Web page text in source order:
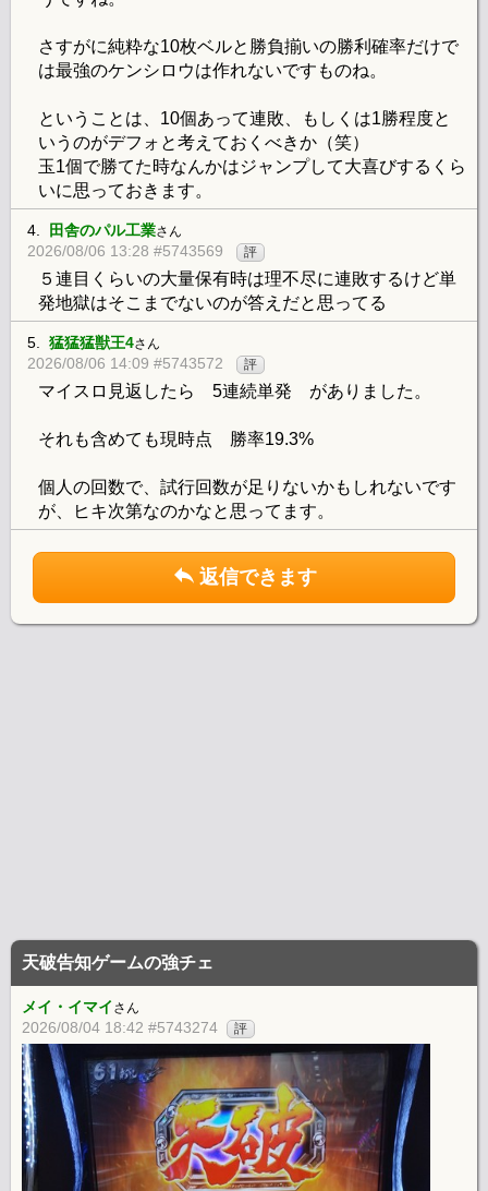
さすがに純粋な10枚ベルと勝負揃いの勝利確率だけで
は最強のケンシロウは作れないですものね。
ということは、10個あって連敗、もしくは1勝程度と
いうのがデフォと考えておくべきか（笑）
玉1個で勝てた時なんかはジャンプして大喜びするくら
いに思っておきます。
4. 田舎のパル工業さん
2026/08/06 13:28 #5743569 評
５連目くらいの大量保有時は理不尽に連敗するけど単
発地獄はそこまでないのが答えだと思ってる
5. 猛猛猛獣王4さん
2026/08/06 14:09 #5743572 評
マイスロ見返したら 5連続単発 がありました。
それも含めても現時点 勝率19.3%
個人の回数で、試行回数が足りないかもしれないです
が、ヒキ次第なのかなと思ってます。
返信できます
天破告知ゲームの強チェ
メイ・イマイ さん
2026/08/04 18:42 #5743274 評